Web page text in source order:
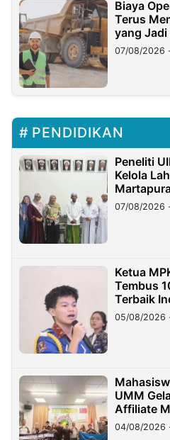
Biaya
Terus
yang
07/08/2026
PENDIDIKAN
Peneliti
Kelola
07/08/2026
Ketua
Tembus
Terbaik
05/08/2026
UMM
Affiliate
Migran
04/08/2026